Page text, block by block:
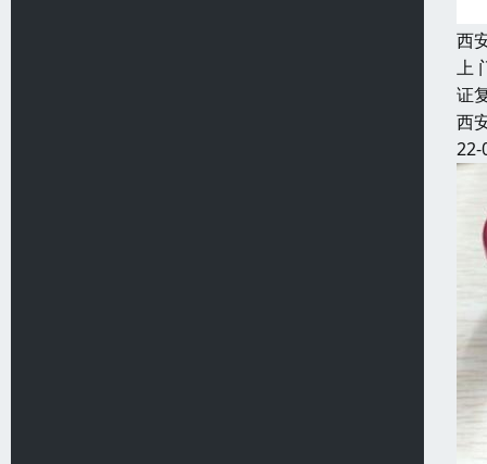
西
上
证
西
22-